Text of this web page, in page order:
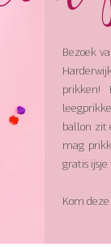
Bezoek
prikken!
ballon zit
mag
gratis
Kom